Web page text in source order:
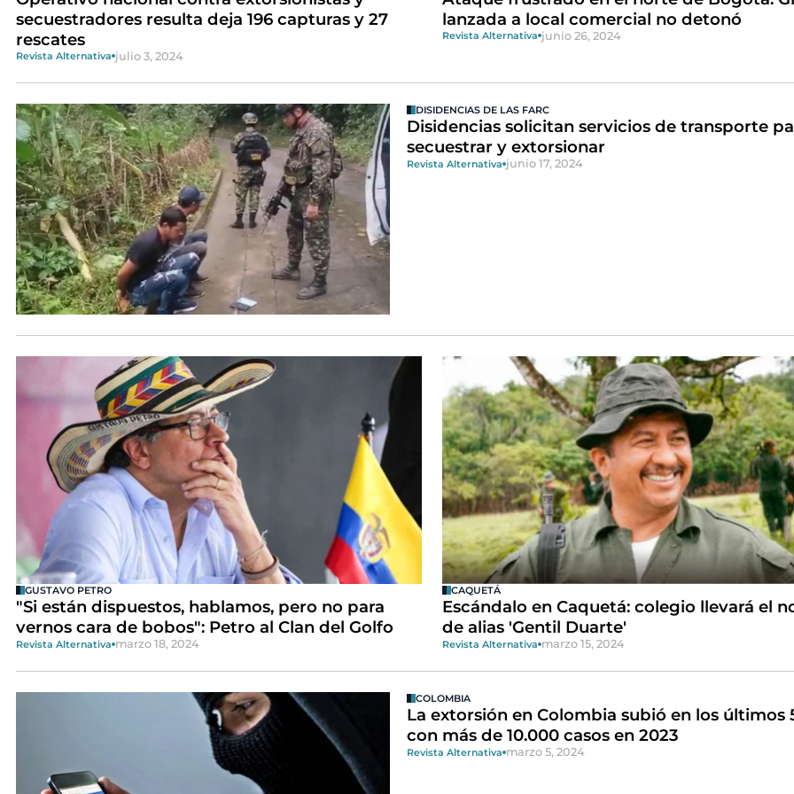
secuestradores resulta deja 196 capturas y 27
rescates
Revista Alternativa julio 3, 2024
lanzada a local comercial no detonó
Revista Alternativa junio 26, 2024
DISIDENCIAS DE LAS FARC
Disidencias solicitan servicios de transporte
secuestrar y extorsionar
Revista Alternativa junio 17, 2024
GUSTAVO PETRO
"Si están dispuestos, hablamos, pero no para
vernos cara de bobos": Petro al Clan del Golfo
Revista Alternativa marzo 18, 2024
CAQUETÁ
Escándalo en Caquetá: colegio llevará el
de alias 'Gentil Duarte'
Revista Alternativa marzo 15, 2024
COLOMBIA
La extorsión en Colombia subió en los últimos
con más de 10.000 casos en 2023
Revista Alternativa marzo 5, 2024